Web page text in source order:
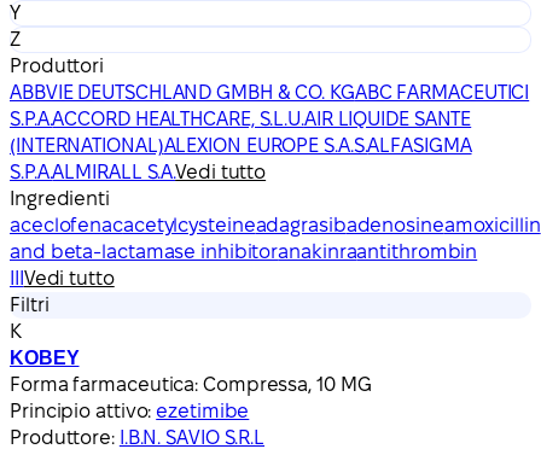
Y
Z
Produttori
ABBVIE DEUTSCHLAND GMBH & CO. KGABC FARMACEUTICI
S.P.A.ACCORD HEALTHCARE, S.L.U.AIR LIQUIDE SANTE
(INTERNATIONAL)ALEXION EUROPE S.A.S.ALFASIGMA
S.P.A.ALMIRALL S.A.Vedi tutto
Ingredienti
aceclofenacacetylcysteineadagrasibadenosineamoxicillin
and beta-lactamase inhibitoranakinraantithrombin
Vedi tutto
Filtri
K
KOBEY
Forma farmaceutica: Compressa, 10 MG
Principio attivo: ezetimibe
Produttore: I.B.N. SAVIO S.R.L